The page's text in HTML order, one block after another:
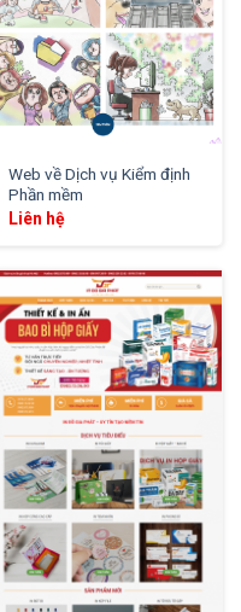
Web về Dịch vụ Kiểm định
Phần mềm
Liên hệ
XEM THỬ